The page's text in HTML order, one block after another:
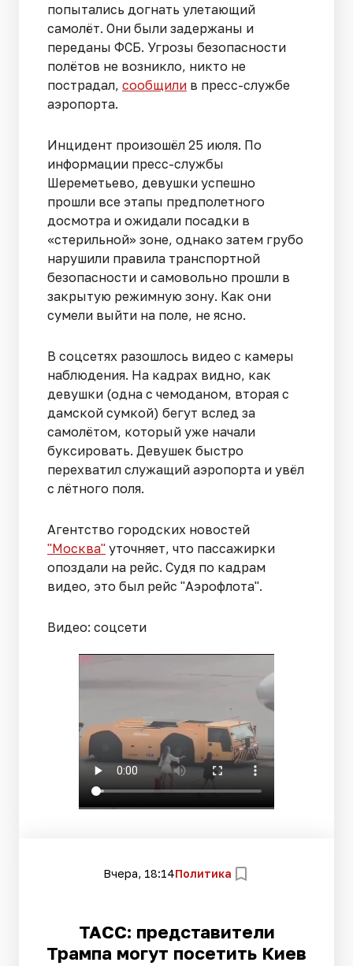
попытались догнать улетающий
самолёт. Они были задержаны и
переданы ФСБ. Угрозы безопасности
полётов не возникло, никто не
пострадал, сообщили в пресс-службе
аэропорта.
Инцидент произошёл 25 июля. По
информации пресс-службы
Шереметьево, девушки успешно
прошли все этапы предполетного
досмотра и ожидали посадки в
«стерильной» зоне, однако затем грубо
нарушили правила транспортной
безопасности и самовольно прошли в
закрытую режимную зону. Как они
сумели выйти на поле, не ясно.
В соцсетях разошлось видео с камеры
наблюдения. На кадрах видно, как
девушки (одна с чемоданом, вторая с
дамской сумкой) бегут вслед за
самолётом, который уже начали
буксировать. Девушек быстро
перехватил служащий аэропорта и увёл
с лётного поля.
Агентство городских новостей
"Москва" уточняет, что пассажирки
опоздали на рейс. Судя по кадрам
видео, это был рейс "Аэрофлота".
Видео: соцсети
Вчера, 18:14Политика
ТАСС: представители
Трампа могут посетить Киев